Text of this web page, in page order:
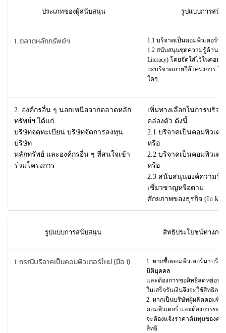
ประเภทของผู้สนับสนุน
รูปแบบการสนั
1. ตลาดหลักทรัพย์ฯ 1.1 บริจาคเป็นคอมพิวเตอร์ที่
1.2 สนับสนุนชุดความรู้ด้านการ
Literacy) โดยจัดใส่ไว้ในคอม
จะบริจาคภายใต้โครงการ โ
ใดๆ
2. องค์กรอื่น ๆ นอกเหนือจากตลาดหลัก
ทรัพย์ฯ ได้แก่
บริษัทจดทะเบียน บริษัทจัดการลงทุน
บริษัท
หลักทรัพย์ และองค์กรอื่น ๆ ที่สนใจเข้า
ร่วมโครงการ
เพิ่มทางเลือกในการบริจ
คล่องตัว ดังนี้
2.1 บริจาคเป็นคอมพิวเต
หรือ
2.2 บริจาคเป็นคอมพิวเต
หรือ
2.3 สนับสนุนองค์ความรู้
เชี่ยวชาญหรือตาม
ศักยภาพของธุรกิจ (In
รูปแบบการสนับสนุน สิทธิประโยชน์ทางภา
1. กรณีบริจาคเป็นคอมพิวเตอร์ใหม่ (มือ 1)
1. หากซื้อคอมพิวเตอร์มาบริจ
นิติบุคคล
และต้องการขอสิทธิลดหย่อน
ใบเสร็จรับเงินจึงจะใช้สิทธิล
2. หากเป็นบริษัทผู้ผลิตคอมพิว
คอมพิวเตอร์ และต้องการขอ
จะต้องแจ้งราคาต้นทุนของคอ
สิทธิ